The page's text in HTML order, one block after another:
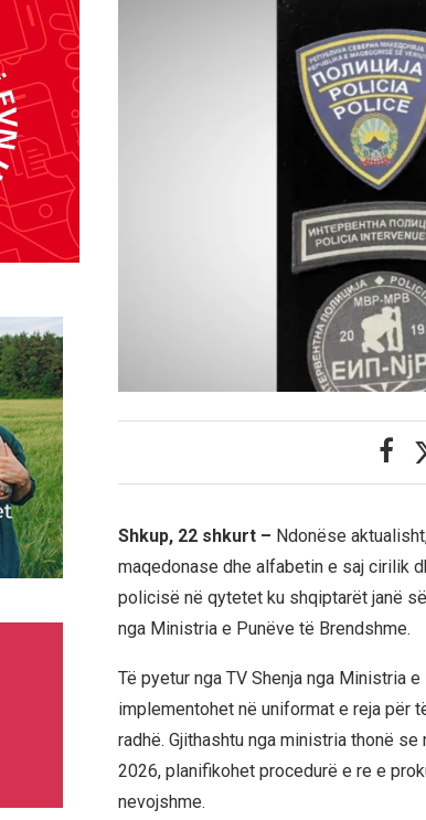
Shkup, 22 shkurt – Ndonëse
maqedonase dhe alfabetin e saj cirilik
policisë në qytetet ku shqiptarët janë
nga Ministria e Punëve të Brendshme.
Të pyetur nga TV Shenja nga Ministria
implementohet në uniformat e reja për
radhë. Gjithashtu nga ministria thonë
2026, planifikohet procedurë e re e
nevojshme.